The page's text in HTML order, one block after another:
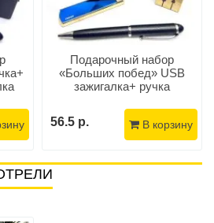
Подарочный набор
«Больших побед» USB
зажигалка+ ручка
56.5 р. В корзину